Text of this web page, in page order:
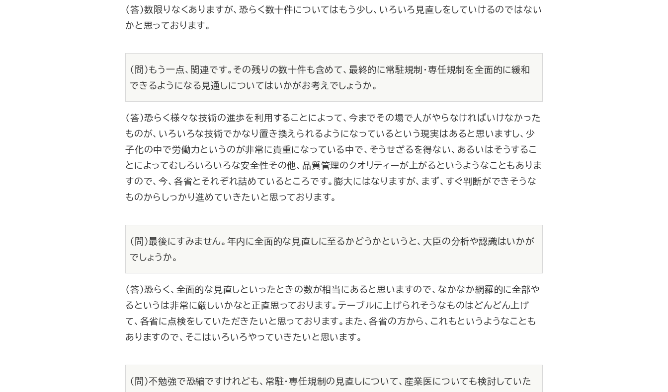
（答）数限りなくありますが、恐らく数十件についてはもう少し、いろいろ見直しをしていけるのではない
かと思っております。
（問）もう一点、関連です。その残りの数十件も含めて、最終的に常駐規制・専任規制を全面的に緩和
できるようになる見通しについてはいかがお考えでしょうか。
（答）恐らく様々な技術の進歩を利用することによって、今までその場で人がやらなければいけなかった
ものが、いろいろな技術でかなり置き換えられるようになっているという現実はあると思いますし、少
子化の中で労働力というのが非常に貴重になっている中で、そうせざるを得ない、あるいはそうするこ
とによってむしろいろいろな安全性その他、品質管理のクオリティーが上がるというようなこともありま
すので、今、各省とそれぞれ詰めているところです。膨大にはなりますが、まず、すぐ判断ができそうな
ものからしっかり進めていきたいと思っております。
（問）最後にすみません。年内に全面的な見直しに至るかどうかというと、大臣の分析や認識はいかが
でしょうか。
（答）恐らく、全面的な見直しといったときの数が相当にあると思いますので、なかなか網羅的に全部や
るというは非常に厳しいかなと正直思っております。テーブルに上げられそうなものはどんどん上げ
て、各省に点検をしていただきたいと思っております。また、各省の方から、これもというようなことも
ありますので、そこはいろいろやっていきたいと思います。
（問）不勉強で恐縮ですけれども、常駐・専任規制の見直しについて、産業医についても検討していた